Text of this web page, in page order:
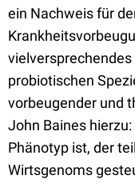
ein Nachweis für
probiotischen
vorbeugender und
John Baines
Phänotyp ist, der
Wirtsgenoms